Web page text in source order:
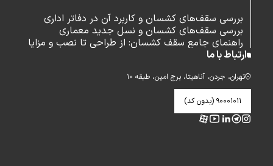
بررسی سقف‌های کشسان و کاربرد آن در دفاتر اداری
بررسی سقف‌های کشسان و نسل جدید معماری
راهنمای جامع سقف کشسان: از طراحی تا نصب و مزایا
ارتباط با ما
تهران، جردن، آناهیتا، برج امین، طبقه ۱۰
۹۰۰۰۱۰۱۱ (بدون کد)